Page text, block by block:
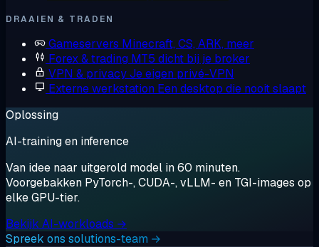
DRAAIEN & TRADEN
Gameservers Minecraft, CS, ARK, meer
Forex & trading MT5 dicht bij je broker
VPN & privacyJe eigen privé-VPN
Externe werkstation Een desktop die nooit slaapt
Oplossing
AI-training en inference
Van idee naar uitgerold model in 60 minuten.
Voorgebakken PyTorch-, CUDA-, vLLM- en TGI-images op
elke GPU-tier.
Bekijk AI-workloads →
Spreek ons solutions-team →